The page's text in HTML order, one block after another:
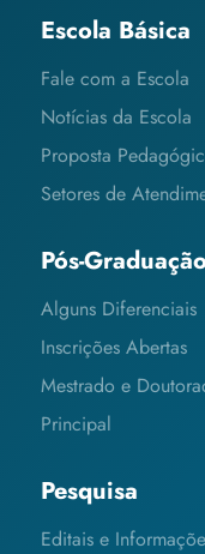
Escola Básica
Fale com a Escola
Notícias da Escola
Proposta
Setores de
Pós-
Alguns Diferenciais
Inscrições Abertas
Mestrado e
Principal
Pesquisa
Editais e